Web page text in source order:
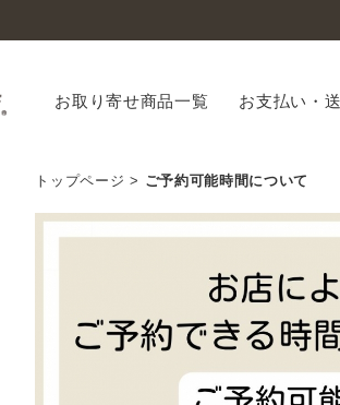
お取り寄せ商品一覧 お支払い・
トップページ > ご予約可能時間について